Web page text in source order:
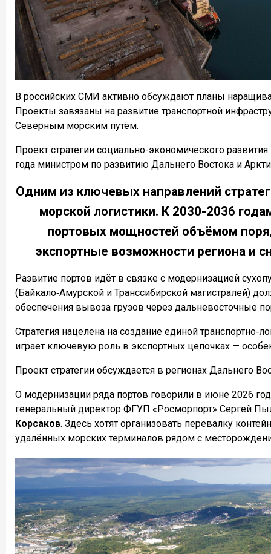
В российских СМИ активно обсуждают планы
Проекты завязаны на развитие транспортной
Северным морским путём.
Проект стратегии социально-экономического
года министром по развитию Дальнего Востока и
Одним из ключевых направлений
морской логистики. К 2030-2036
портовых мощностей объёмом
экспортные возможности региона и
Развитие портов идёт в связке с модернизацией
(Байкало‑Амурской и Транссибирской магистралей)
обеспечения вывоза грузов через дальневосточные
Стратегия нацелена на создание единой
играет ключевую роль в экспортных цепочках —
Проект стратегии обсуждается в регионах Дальнего
О модернизации ряда портов говорили в июне 2026
генеральный директор ФГУП «Росморпорт» Сергей
Корсаков. Здесь хотят организовать перевалку
удалённых морских терминалов рядом с